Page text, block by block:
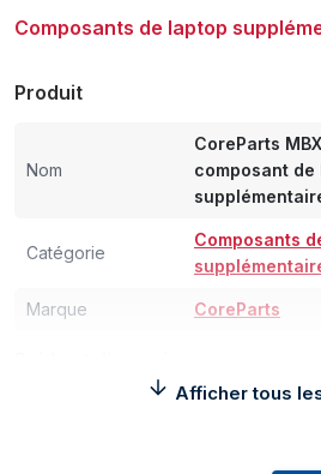
Composants de laptop
Produit
Nom
CoreParts
composant de
Catégorie
Composants
Marque CoreParts
Afficher tous